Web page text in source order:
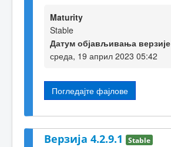
Maturity
Stable
Датум објављивања верзије
среда, 19 април 2023 05:42
Погледајте фајлове
Верзија 4.2.9.1 Stable